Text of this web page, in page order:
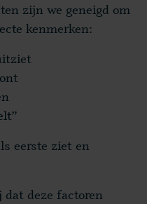
zijn we geneigd om
kenmerken:
eerste ziet en
deze factoren